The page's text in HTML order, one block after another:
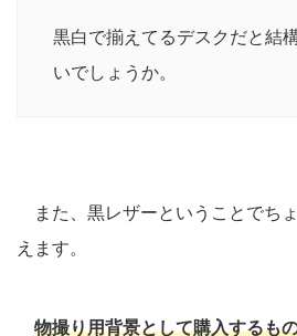
黒白で揃えてるデスクだと結
いでしょうか。
また、黒レザーということでち
えます。
物撮り用背景として購入するも